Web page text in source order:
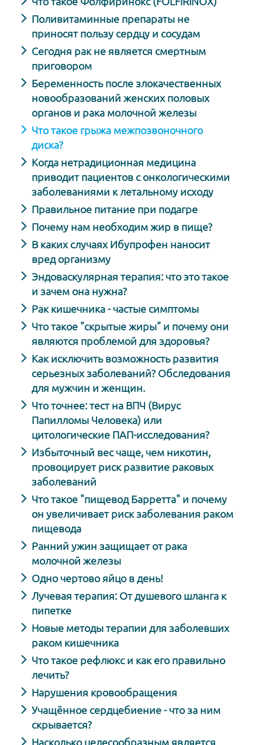
Поливитаминные препараты не
приносят пользу сердцу и сосудам
Сегодня рак не является смертным
приговором
Беременность после злокачественных
новообразований женских половых
органов и рака молочной железы
Что такое грыжа межпозвоночного
диска?
Когда нетрадиционная медицина
приводит пациентов с онкологическими
заболеваниями к летальному исходу
Правильное питание при подагре
Почему нам необходим жир в пище?
В каких случаях Ибупрофен наносит
вред организму
Эндоваскулярная терапия: что это такое
и зачем она нужна?
Рак кишечника - частые симптомы
Что такое "скрытые жиры" и почему они
являются проблемой для здоровья?
Как исключить возможность развития
серьезных заболеваний? Обследования
для мужчин и женщин.
Что точнее: тест на ВПЧ (Вирус
Папилломы Человека) или
цитологические ПАП-исследования?
Избыточный вес чаще, чем никотин,
провоцирует риск развитие раковых
заболеваний
Что такое "пищевод Барретта" и почему
он увеличивает риск заболевания раком
пищевода
Ранний ужин защищает от рака
молочной железы
Одно чертово яйцо в день!
Лучевая терапия: От душевого шланга к
пипетке
Новые методы терапии для заболевших
раком кишечника
Что такое рефлюкс и как его правильно
лечить?
Нарушения кровообращения
Учащённое сердцебиение - что за ним
скрывается?
Насколько целесообразным является